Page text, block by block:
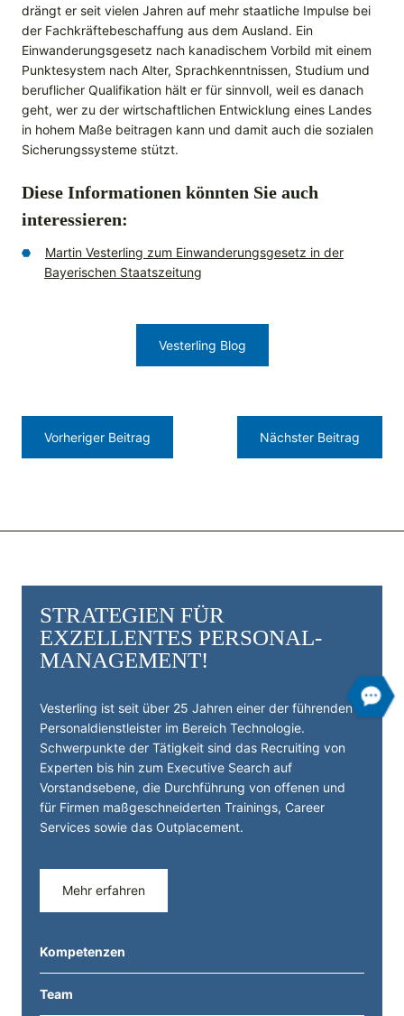
STRATEGIEN FÜR
EXZELLENTES PERSONAL­
MANAGEMENT!
Vesterling ist seit über 25 Jahren einer der führenden
Personal­dienst­leister im Bereich Technologie.
Schwerpunkte der Tätigkeit sind das Recruiting von
Experten bis hin zum Executive Search auf
Vorstandsebene, die Durchführung von offenen und
für Firmen maßgeschneiderten Trainings, Career
Services sowie das Outplacement.
Mehr erfahren
Kompetenzen
Team
drängt er seit vielen Jahren auf mehr staatliche Impulse bei
der Fachkräftebeschaffung aus dem Ausland. Ein
Einwanderungsgesetz nach kanadischem Vorbild mit einem
Punktesystem nach Alter, Sprachkenntnissen, Studium und
beruflicher Qualifikation hält er für sinnvoll, weil es danach
geht, wer zu der wirtschaftlichen Entwicklung eines Landes
in hohem Maße beitragen kann und damit auch die sozialen
Sicherungssysteme stützt.
Diese Informationen könnten Sie auch
interessieren:
Martin Vesterling zum Einwanderungsgesetz in der
Bayerischen Staatszeitung
Vorheriger Beitrag
Vesterling Blog
Nächster Beitrag